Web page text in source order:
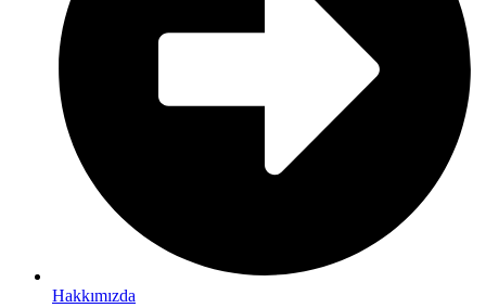
Hakkımızda